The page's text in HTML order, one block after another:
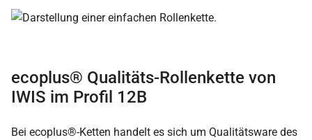
ecoplus® Qualitäts-Rollenkette von
IWIS im Profil 12B
Bei ecoplus®-Ketten handelt es sich um Qualitätsware des